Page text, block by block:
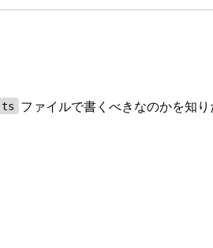
ファイルで書くべきなのかを知